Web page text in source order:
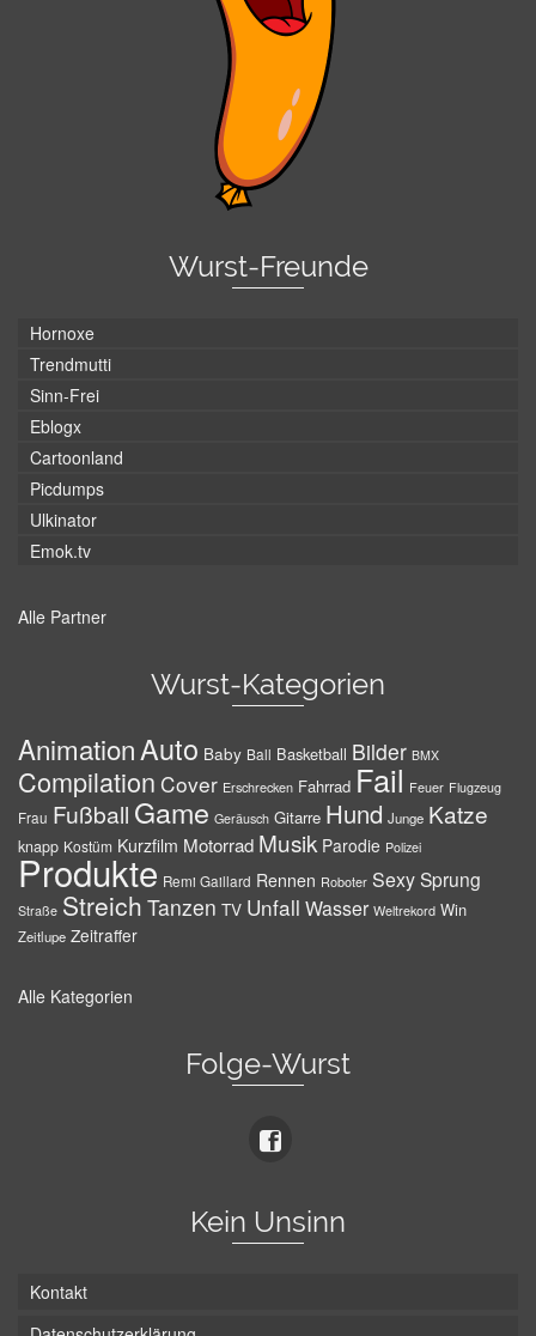
Wurst-Freunde
Hornoxe
Trendmutti
Sinn-Frei
Eblogx
Cartoonland
Picdumps
Ulkinator
Emok.tv
Alle Partner
Wurst-Kategorien
AnimationAuto Baby Ball Basketball Bilder BMX
Compilation Cover Erschrecken Fahrrad Fail Feuer Flugzeug
Frau Fußball Game Geräusch Gitarre Hund Junge Katze
knapp Kostüm Kurzfilm Motorrad Musik Parodie Polizei
Produkte Remi Gaillard Rennen Roboter SexySprung
Straße Streich Tanzen TV Unfall Wasser Weltrekord Win
Zeitlupe Zeitraffer
Alle Kategorien
Folge-Wurst
Kein Unsinn
Kontakt